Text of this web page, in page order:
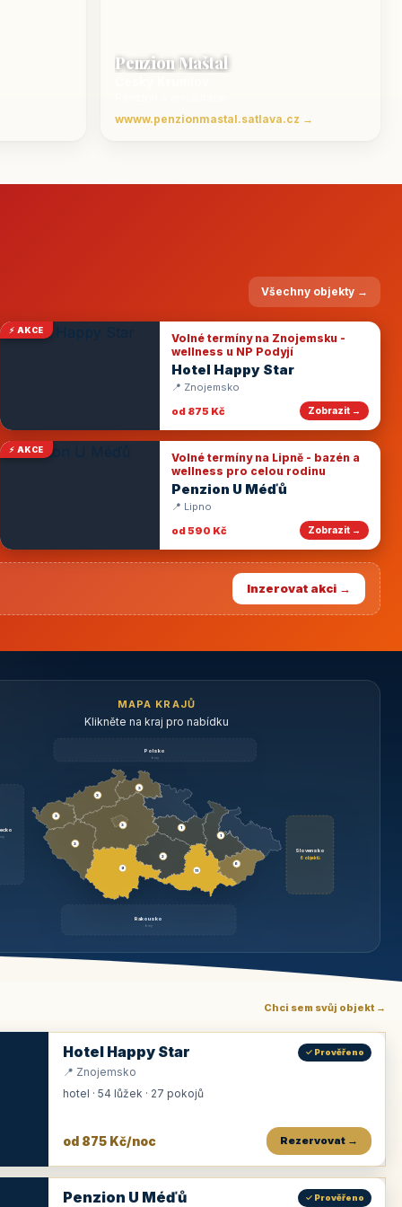
Penzion Maštal
wwww.penzionmastal.satlava.cz →
Všechny objekty →
⚡ AKCE
Volné termíny na Znojemsku -
wellness u NP Podyjí
Hotel Happy Star
📍 Znojemsko
od 875 Kč
Zobrazit →
⚡ AKCE
Volné termíny na Lipně - bazén a
wellness pro celou rodinu
Penzion U Méďů
📍 Lipno
od 590 Kč
Zobrazit →
Inzerovat akci →
MAPA KRAJŮ
Klikněte na kraj pro nabídku
Polsko
brzy
Slovensko
6 objektů
Rakousko
brzy
3
9
3
3
3
3
1
2
11
1
6
Chci sem svůj objekt →
Hotel Happy Star ✓ Prověřeno
📍 Znojemsko
hotel · 54 lůžek · 27 pokojů
od 875 Kč/noc Rezervovat →
Penzion U Méďů ✓ Prověřeno